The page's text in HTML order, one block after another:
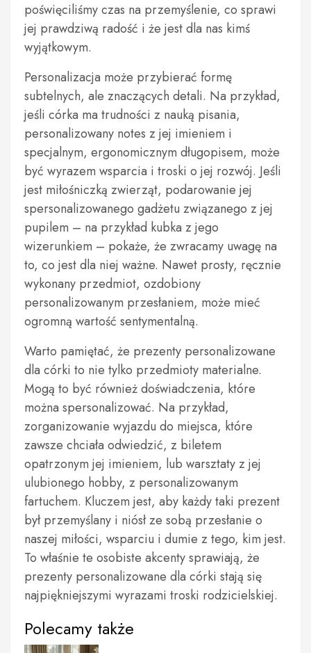
poświęciliśmy czas na przemyślenie, co sprawi
jej prawdziwą radość i że jest dla nas kimś
wyjątkowym.
Personalizacja może przybierać formę
subtelnych, ale znaczących detali. Na przykład,
jeśli córka ma trudności z nauką pisania,
personalizowany notes z jej imieniem i
specjalnym, ergonomicznym długopisem, może
być wyrazem wsparcia i troski o jej rozwój. Jeśli
jest miłośniczką zwierząt, podarowanie jej
spersonalizowanego gadżetu związanego z jej
pupilem – na przykład kubka z jego
wizerunkiem – pokaże, że zwracamy uwagę na
to, co jest dla niej ważne. Nawet prosty, ręcznie
wykonany przedmiot, ozdobiony
personalizowanym przesłaniem, może mieć
ogromną wartość sentymentalną.
Warto pamiętać, że prezenty personalizowane
dla córki to nie tylko przedmioty materialne.
Mogą to być również doświadczenia, które
można spersonalizować. Na przykład,
zorganizowanie wyjazdu do miejsca, które
zawsze chciała odwiedzić, z biletem
opatrzonym jej imieniem, lub warsztaty z jej
ulubionego hobby, z personalizowanym
fartuchem. Kluczem jest, aby każdy taki prezent
był przemyślany i niósł ze sobą przesłanie o
naszej miłości, wsparciu i dumie z tego, kim jest.
To właśnie te osobiste akcenty sprawiają, że
prezenty personalizowane dla córki stają się
najpiękniejszymi wyrazami troski rodzicielskiej.
Polecamy także